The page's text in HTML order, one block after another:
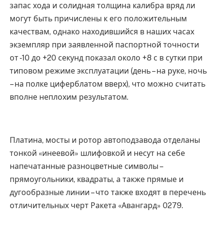
запас хода и солидная толщина калибра вряд ли
могут быть причислены к его положительным
качествам, однако находившийся в наших часах
экземпляр при заявленной паспортной точности
от -10 до +20 секунд показал около +8 с в сутки при
типовом режиме эксплуатации (день – на руке, ночь
– на полке циферблатом вверх), что можно считать
вполне неплохим результатом.
Платина, мосты и ротор автоподзавода отделаны
тонкой «инеевой» шлифовкой и несут на себе
напечатанные разноцветные символы –
прямоугольники, квадраты, а также прямые и
дугообразные линии – что также входят в перечень
отличительных черт Ракета «Авангард» 0279.